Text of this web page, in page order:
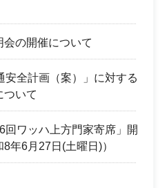
の開催について
安全計画（案）」に対する
ついて
回ワッハ上方門家寄席」開
年6月27日(土曜日)）